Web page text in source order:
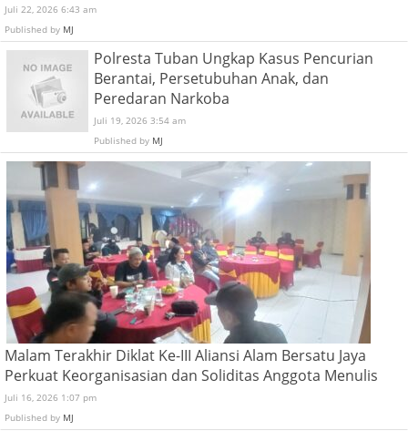
Juli 22, 2026 6:43 am
Published by MJ
Polresta Tuban Ungkap Kasus Pencurian
Berantai, Persetubuhan Anak, dan
Peredaran Narkoba
Juli 19, 2026 3:54 am
Published by MJ
Malam Terakhir Diklat Ke-III Aliansi Alam Bersatu Jaya
Perkuat Keorganisasian dan Soliditas Anggota Menulis
Juli 16, 2026 1:07 pm
Published by MJ